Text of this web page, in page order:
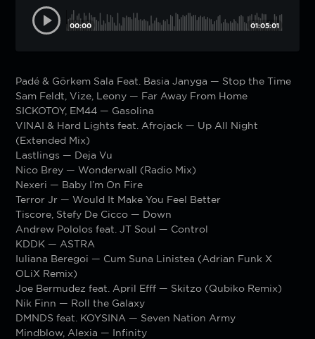
00:00 01:05:01
Padé & Görkem Sala Feat. Basia Janyga — Stop the Time
Sam Feldt, Vize, Leony — Far Away From Home
SICKOTOY, EM44 — Gasolina
VINAI & Hard Lights feat. Afrojack — Up All Night
(Extended Mix)
Lastlings — Deja Vu
Nico Brey — Wonderwall (Radio Mix)
Nexeri — Baby I’m On Fire
Terror Jr — Would It Make You Feel Better
Tiscore, Stefy De Cicco — Down
Andrew Pololos feat. JT Soul — Control
KDDK — ASTRA
Iuliana Beregoi — Cum Suna Linistea (Adrian Funk X
OLiX Remix)
Joe Bermudez feat. April Efff — Skitzo (Qubiko Remix)
Nik Finn — Roll the Galaxy
DMNDS feat. KOYSINA — Seven Nation Army
Mindblow, Alexia — Infinity